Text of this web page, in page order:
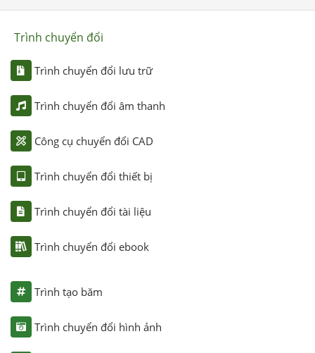
Trình chuyển đổi
Trình chuyển đổi lưu trữ
Trình chuyển đổi âm thanh
Công cụ chuyển đổi CAD
Trình chuyển đổi thiết bị
Trình chuyển đổi tài liệu
Trình chuyển đổi ebook
Trình tạo băm
Trình chuyển đổi hình ảnh